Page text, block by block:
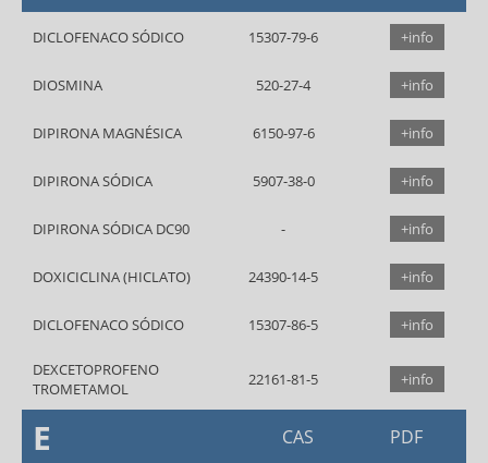
DICLOFENACO SÓDICO 15307-79-6 +info
DIOSMINA 520-27-4 +info
DIPIRONA MAGNÉSICA 6150-97-6 +info
DIPIRONA SÓDICA 5907-38-0 +info
DIPIRONA SÓDICA DC90 +info
DOXICICLINA (HICLATO) 24390-14-5 +info
DICLOFENACO SÓDICO 15307-86-5 +info
DEXCETOPROFENO
TROMETAMOL
22161-81-5 +info
E CAS PDF